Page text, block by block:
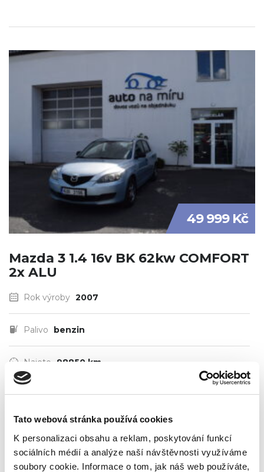
Tato webová stránka používá cookies
K personalizaci obsahu a reklam, poskytování funkcí
sociálních médií a analýze naší návštěvnosti využíváme
soubory cookie. Informace o tom, jak náš web používáte,
49 999 Kč
Mazda 3 1.4 16v BK 62kw COMFORT
2x ALU
Rok výroby 2007
Palivo benzin
Najeto 98850 km